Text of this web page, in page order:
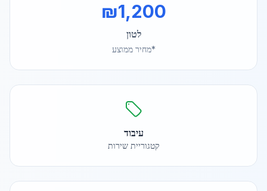
₪1,200
לטון
*מחיר ממוצע
עיבוד
קטגוריית שירות